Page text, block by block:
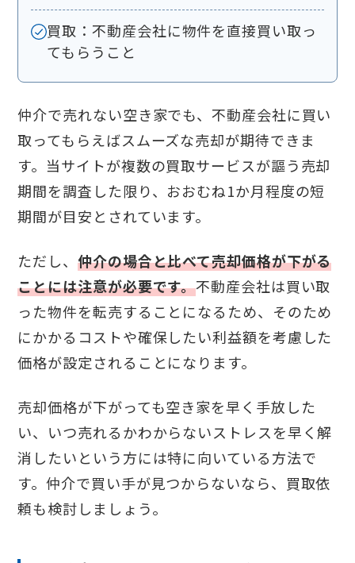
買取：不動産会社に物件を直接買い取っ
てもらうこと
仲介で売れない空き家でも、不動産会社に買い
取ってもらえばスムーズな売却が期待できま
す。当サイトが複数の買取サービスが謳う売却
期間を調査した限り、おおむね1か月程度の短
期間が目安とされています。
ただし、仲介の場合と比べて売却価格が下がる
ことには注意が必要です。不動産会社は買い取
った物件を転売することになるため、そのため
にかかるコストや確保したい利益額を考慮した
価格が設定されることになります。
売却価格が下がっても空き家を早く手放した
い、いつ売れるかわからないストレスを早く解
消したいという方には特に向いている方法で
す。仲介で買い手が見つからないなら、買取依
頼も検討しましょう。